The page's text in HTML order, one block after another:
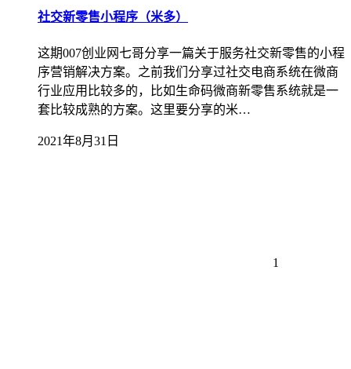
社交新零售小程序（米多）
这期007创业网七哥分享一篇关于服务社交新零售的小程
序营销解决方案。之前我们分享过社交电商系统在微商
行业应用比较多的，比如生命码微商新零售系统就是一
套比较成熟的方案。这里要分享的米…
2021年8月31日
1